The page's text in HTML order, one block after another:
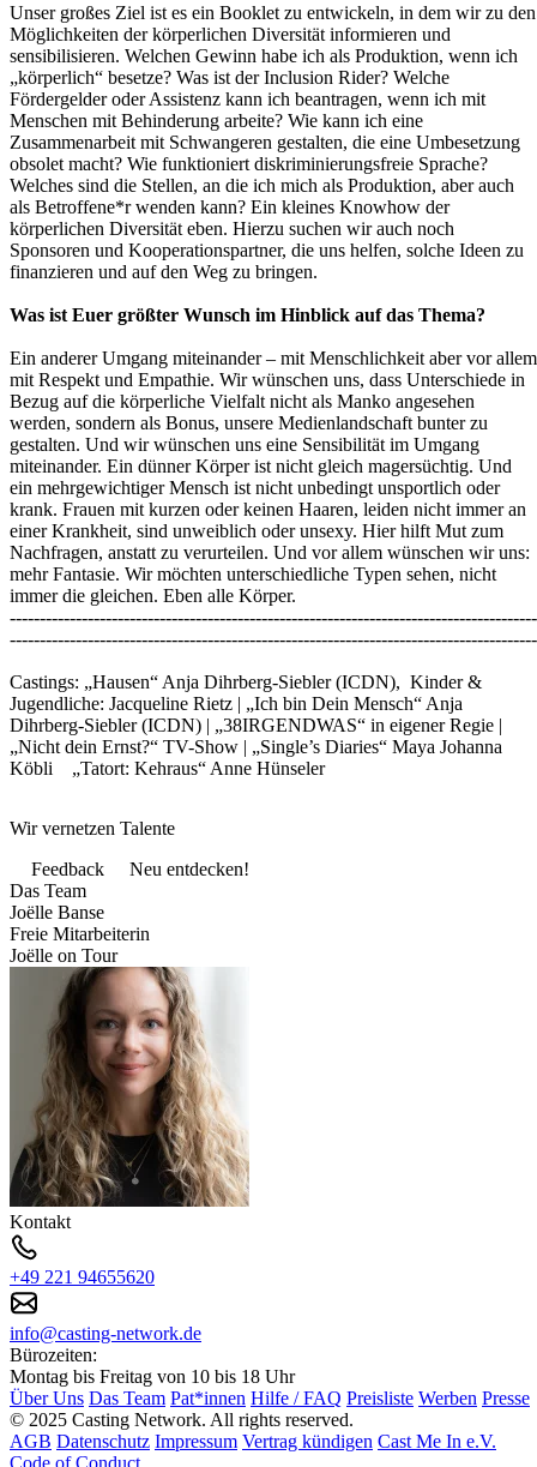
Unser großes Ziel ist es ein Booklet zu entwickeln, in dem wir zu den
Möglichkeiten der körperlichen Diversität informieren und
sensibilisieren. Welchen Gewinn habe ich als Produktion, wenn ich
„körperlich“ besetze? Was ist der Inclusion Rider? Welche
Fördergelder oder Assistenz kann ich beantragen, wenn ich mit
Menschen mit Behinderung arbeite? Wie kann ich eine
Zusammenarbeit mit Schwangeren gestalten, die eine Umbesetzung
obsolet macht? Wie funktioniert diskriminierungsfreie Sprache?
Welches sind die Stellen, an die ich mich als Produktion, aber auch
als Betroffene*r wenden kann? Ein kleines Knowhow der
körperlichen Diversität eben. Hierzu suchen wir auch noch
Sponsoren und Kooperationspartner, die uns helfen, solche Ideen zu
finanzieren und auf den Weg zu bringen.
Was ist Euer größter Wunsch im Hinblick auf das Thema?
Ein anderer Umgang miteinander – mit Menschlichkeit aber vor allem
mit Respekt und Empathie. Wir wünschen uns, dass Unterschiede in
Bezug auf die körperliche Vielfalt nicht als Manko angesehen
werden, sondern als Bonus, unsere Medienlandschaft bunter zu
gestalten. Und wir wünschen uns eine Sensibilität im Umgang
miteinander. Ein dünner Körper ist nicht gleich magersüchtig. Und
ein mehrgewichtiger Mensch ist nicht unbedingt unsportlich oder
krank. Frauen mit kurzen oder keinen Haaren, leiden nicht immer an
einer Krankheit, sind unweiblich oder unsexy. Hier hilft Mut zum
Nachfragen, anstatt zu verurteilen. Und vor allem wünschen wir uns:
mehr Fantasie. Wir möchten unterschiedliche Typen sehen, nicht
immer die gleichen. Eben alle Körper.
----------------------------------------------------------------------------------------
----------------------------------------------------------------------------------------
Castings: „Hausen“ Anja Dihrberg-Siebler (ICDN), Kinder &
Jugendliche: Jacqueline Rietz | „Ich bin Dein Mensch“ Anja
Dihrberg-Siebler (ICDN) | „38IRGENDWAS“ in eigener Regie |
„Nicht dein Ernst?“ TV-Show | „Single’s Diaries“ Maya Johanna
Köbli „Tatort: Kehraus“ Anne Hünseler
Wir vernetzen Talente
Feedback
Neu entdecken!
Das Team
Joëlle Banse
Freie Mitarbeiterin
Joëlle on Tour
Kontakt
+49 221 94655620
info@casting-network.de
Bürozeiten:
Montag bis Freitag von 10 bis 18 Uhr
Über Uns Das Team Pat*innen Hilfe / FAQ Preisliste Werben Presse
© 2025 Casting Network. All rights reserved.
AGB Datenschutz Impressum Vertrag kündigen Cast Me In e.V.
Code of Conduct